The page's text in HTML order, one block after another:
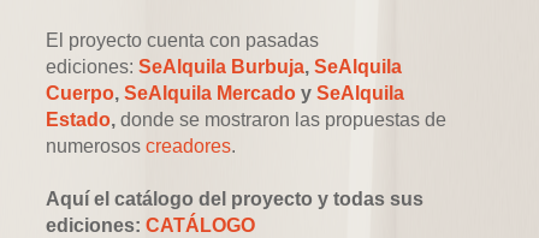
El proyecto cuenta con pasadas
ediciones:SeAlquila Burbuja, SeAlquila
Cuerpo,SeAlquila Mercado ySeAlquila
Estado, donde se mostraron las propuestas de
numerososcreadores.
Aquí el catálogo del proyecto y todas sus
ediciones: CATÁLOGO